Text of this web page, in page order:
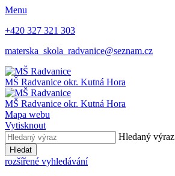
Menu
+420 327 321 303
materska_skola_radvanice@seznam.cz
MŠ Radvanice okr. Kutná Hora
MŠ Radvanice okr. Kutná Hora
Mapa webu
Vytisknout
Hledaný výraz
Hledat
rozšířené vyhledávání